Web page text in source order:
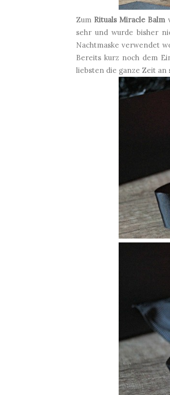
Zum Rituals Miracle Balm
sehr und wurde bisher
Nachtmaske verwendet
Bereits kurz noch dem
liebsten die ganze Zeit